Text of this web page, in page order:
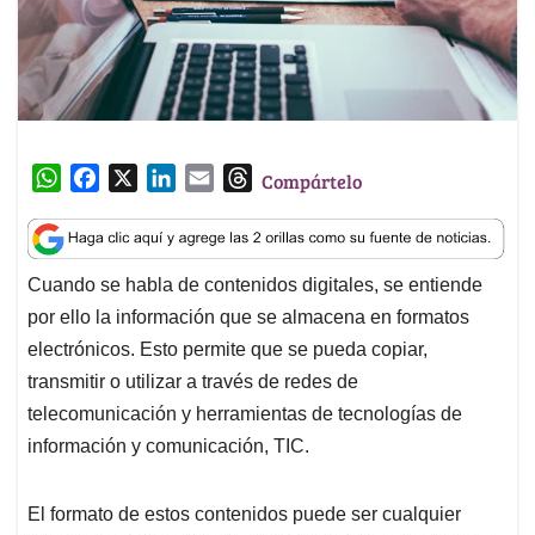
W
a
t
s
A
p
p
c
e
b
o
o
k
n
k
e
d
I
n
a
i
l
T
r
e
a
d
s
Compártelo
Cuando se habla de contenidos digitales, se entiende
por ello la información que se almacena en formatos
electrónicos. Esto permite que se pueda copiar,
transmitir o utilizar a través de redes de
telecomunicación y herramientas de tecnologías de
información y comunicación, TIC.
El formato de estos contenidos puede ser cualquier